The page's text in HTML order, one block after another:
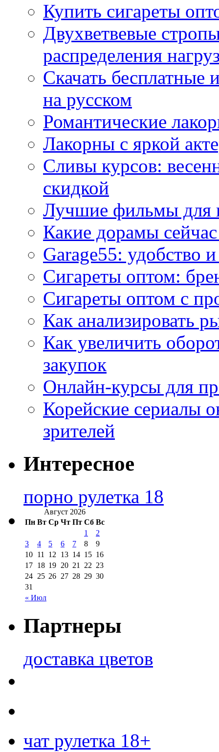
Купить сигареты
Двухветвевые
распределения
Скачать
на русском
Романтические
Лакорны с яркой
Сливы курсов:
скидкой
Лучшие фильмы для
Какие дорамы
Garage55: удобство
Сигареты оптом:
Сигареты оптом с
Как анализировать
Как увеличить
закупок
Онлайн-курсы для
Корейские сериалы
зрителей
Интересное
порно рулетка 18
Август 2026
Пн Вт Ср Чт Пт Сб Вс
« Июл
1
2
3
4 5 6 7 8
9
10 11 12 13 14 15 16
17 18 19 20 21 22 23
24 25 26 27 28 29 30
31
Партнеры
доставка цветов
чат рулетка 18+